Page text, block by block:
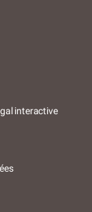
interactive